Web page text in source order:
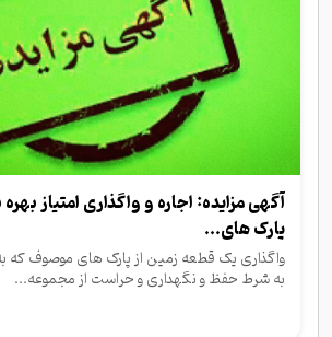
پارک های...
واگذاری یک قطعه زمین از پارک های موصوف که
به شرط حفظ و نگهداری و حراست از مجموعه...